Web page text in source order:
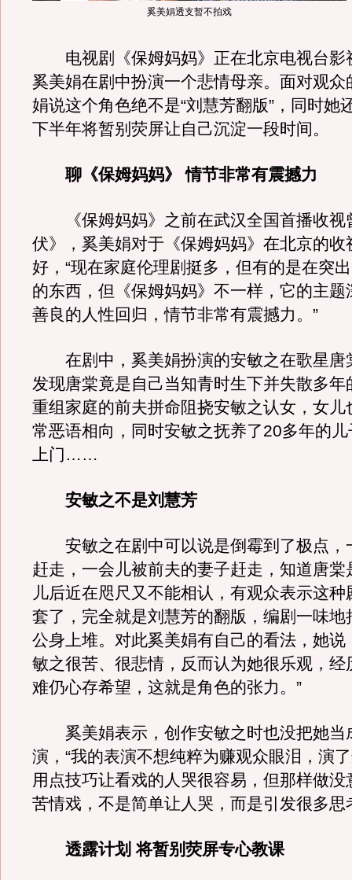
奚美娟透支暂不拍戏
电视剧《保姆妈妈》正在北京电视台影
奚美娟在剧中扮演一个悲情母亲。面对观众
娟说这个角色绝不是“刘慧芳翻版”，同时她
下半年将暂别荧屏让自己沉淀一段时间。
聊《保姆妈妈》 情节非常有震撼力
《保姆妈妈》之前在武汉全国首播收视
伏》，奚美娟对于《保姆妈妈》在北京的收
好，“现在家庭伦理剧挺多，但有的是在突
的东西，但《保姆妈妈》不一样，它的主题
善良的人性回归，情节非常有震撼力。”
在剧中，奚美娟扮演的安敏之在歌星唐
发现唐棠竟是自己当知青时生下并失散多年
重组家庭的前夫拼命阻挠安敏之认女，女儿
常恶语相向，同时安敏之抚养了20多年的
上门……
安敏之不是刘慧芳
安敏之在剧中可以说是倒霉到了极点，
赶走，一会儿被前夫的妻子赶走，知道唐棠
儿后近在咫尺又不能相认，有观众表示这种
套了，完全就是刘慧芳的翻版，编剧一味地
公身上堆。对此奚美娟有自己的看法，她说
敏之很苦、很悲情，反而认为她很乐观，经
难仍心存希望，这就是角色的张力。”
奚美娟表示，创作安敏之时也没把她当
演，“我的表演不想纯粹为赚观众眼泪，演
用点技巧让看戏的人哭很容易，但那样做没
苦情戏，不是简单让人哭，而是引发很多思
透露计划 将暂别荧屏专心教课